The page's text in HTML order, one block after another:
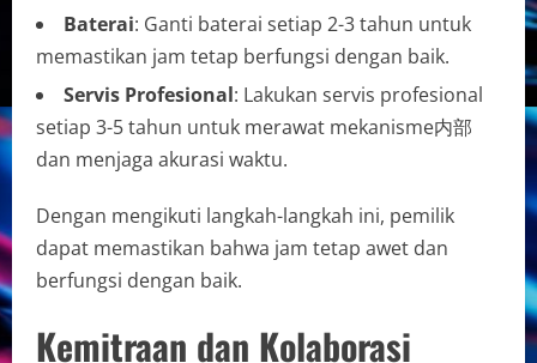
Baterai: Ganti baterai setiap 2-3 tahun untuk
memastikan jam tetap berfungsi dengan baik.
Servis Profesional: Lakukan servis profesional
setiap 3-5 tahun untuk merawat mekanisme内部
dan menjaga akurasi waktu.
Dengan mengikuti langkah-langkah ini, pemilik
dapat memastikan bahwa jam tetap awet dan
berfungsi dengan baik.
Kemitraan dan Kolaborasi